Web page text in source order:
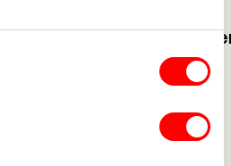
Nytt